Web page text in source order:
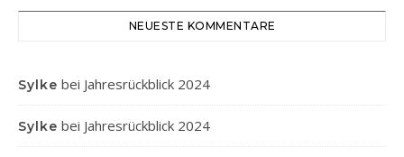
NEUESTE KOMMENTARE
Sylke bei Jahresrückblick 2024
Sylke bei Jahresrückblick 2024